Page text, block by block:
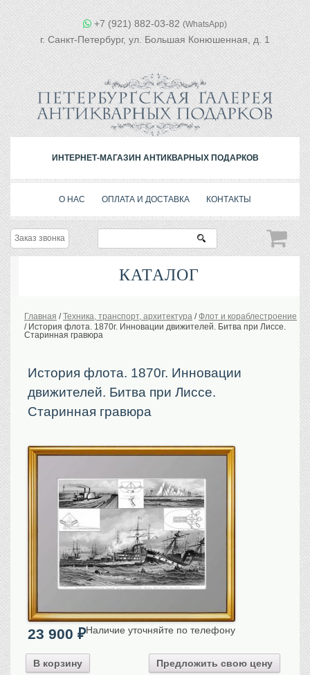
+7 (921) 882-03-82 (WhatsApp)
г. Санкт-Петербург, ул. Большая Конюшенная, д. 1
ИНТЕРНЕТ-МАГАЗИН АНТИКВАРНЫХ ПОДАРКОВ
О НАС ОПЛАТА И ДОСТАВКА КОНТАКТЫ
Заказ звонка
КАТАЛОГ
История Российской империи. Обычаи
Портреты царской
Старинные планы городов
Санкт-Петербург
Прочие
Старинные карты
Российская империя
Европа
Мир
Исторические карты
Виды городов
Москва
Санкт-Петербург
Прочие
Главная /Техника, транспорт, архитектура /Флот и кораблестроение
/ История флота. 1870г. Инновации движителей. Битва при Лиссе.
Старинная гравюра
История флота. 1870г. Инновации
движителей. Битва при Лиссе.
Старинная гравюра
23 900 ₽
В корзину Предложить свою цену
Наличие уточняйте по телефону